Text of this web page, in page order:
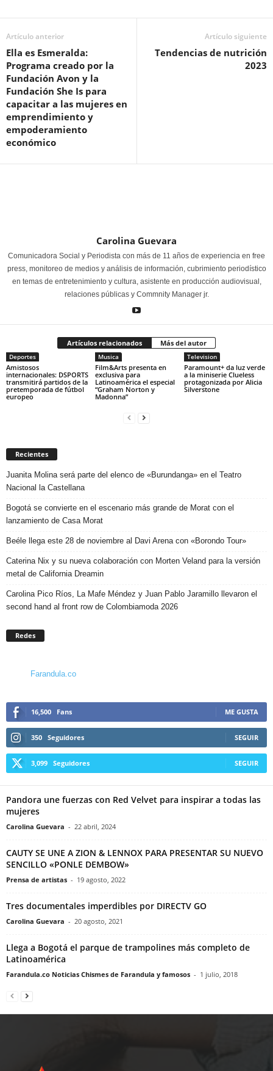
Artículo anterior
Ella es Esmeralda:
Programa creado por la
Fundación Avon y la
Fundación She Is para
capacitar a las mujeres en
emprendimiento y
empoderamiento
económico
Artículo siguiente
Tendencias de nutrición
2023
Carolina Guevara
Comunicadora Social y Periodista con más de 11 años de experiencia en free
press, monitoreo de medios y análisis de información, cubrimiento periodístico
en temas de entretenimiento y cultura, asistente en producción audiovisual,
relaciones públicas y Commnity Manager jr.
Artículos relacionados Más del autor
Deportes
Amistosos
internacionales: DSPORTS
transmitirá partidos de la
pretemporada de fútbol
europeo
Musica
Film&Arts presenta en
exclusiva para
Latinoamérica el especial
“Graham Norton y
Madonna”
Television
Paramount+ da luz verde
a la miniserie Clueless
protagonizada por Alicia
Silverstone
Recientes
Juanita Molina será parte del elenco de «Burundanga» en el Teatro
Nacional la Castellana
Bogotá se convierte en el escenario más grande de Morat con el
lanzamiento de Casa Morat
Beéle llega este 28 de noviembre al Davi Arena con «Borondo Tour»
Caterina Nix y su nueva colaboración con Morten Veland para la versión
metal de California Dreamin
Carolina Pico Ríos, La Mafe Méndez y Juan Pablo Jaramillo llevaron el
second hand al front row de Colombiamoda 2026
Redes
Farandula.co
16,500 Fans ME GUSTA
350 Seguidores SEGUIR
3,099 Seguidores SEGUIR
Pandora une fuerzas con Red Velvet para inspirar a todas las
mujeres
Carolina Guevara - 22 abril, 2024
CAUTY SE UNE A ZION & LENNOX PARA PRESENTAR SU NUEVO
SENCILLO «PONLE DEMBOW»
Prensa de artistas - 19 agosto, 2022
Tres documentales imperdibles por DIRECTV GO
Carolina Guevara - 20 agosto, 2021
Llega a Bogotá el parque de trampolines más completo de
Latinoamérica
Farandula.co Noticias Chismes de Farandula y famosos - 1 julio, 2018